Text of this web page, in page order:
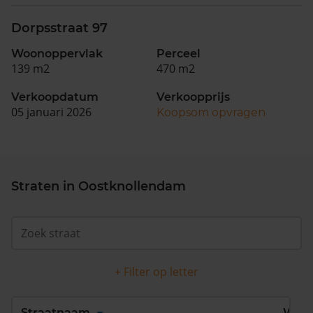
Dorpsstraat 97
Woonoppervlak
139 m2
Perceel
470 m2
Verkoopdatum
05 januari 2026
Verkoopprijs
Koopsom opvragen
Straten in Oostknollendam
+ Filter op letter
Alles